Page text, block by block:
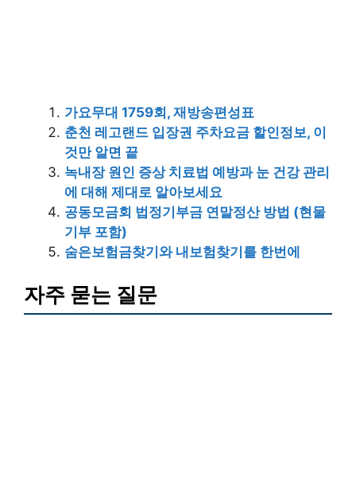
가요무대 1759회, 재방송편성표
춘천 레고랜드 입장권 주차요금 할인정보, 이
것만 알면 끝
녹내장 원인 증상 치료법 예방과 눈 건강 관리
에 대해 제대로 알아보세요
공동모금회 법정기부금 연말정산 방법 (현물
기부 포함)
숨은보험금찾기와 내보험찾기를 한번에
자주 묻는 질문